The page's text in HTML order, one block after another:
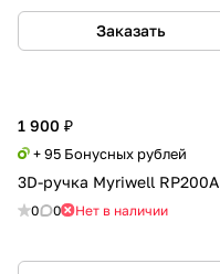
Заказать
1 900 ₽
+ 95 Бонусных рублей
3D-ручка Myriwell RP200A
0 0 Нет в наличии